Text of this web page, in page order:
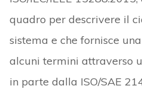
quadro per descrivere il
sistema e che fornisce
alcuni termini attraverso
in parte dalla ISO/SAE